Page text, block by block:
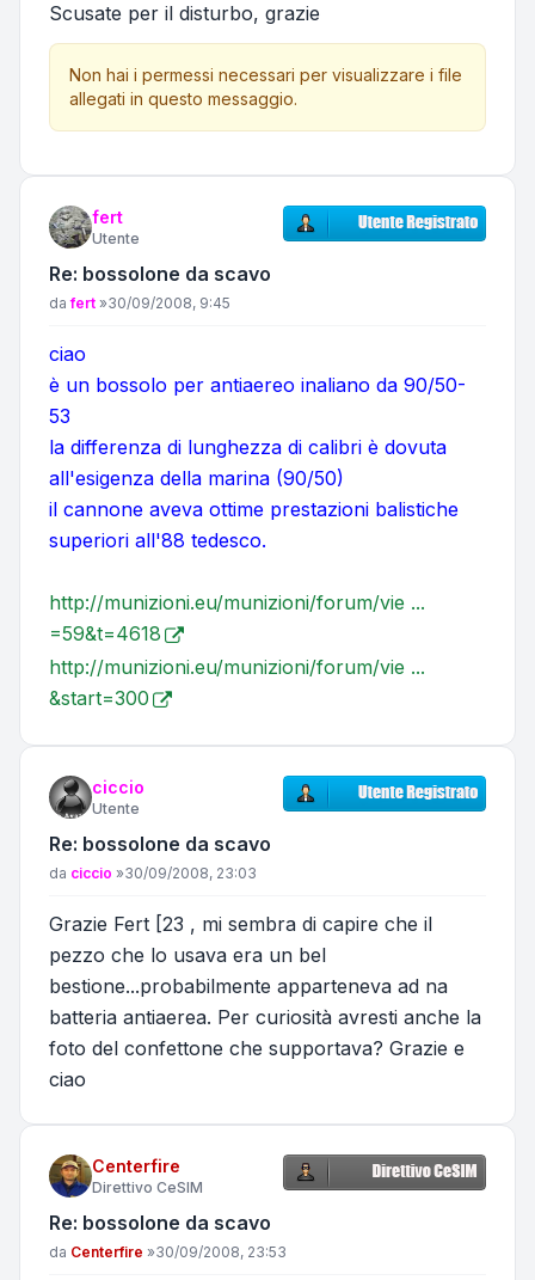
Scusate per il disturbo, grazie
Non hai i permessi necessari per visualizzare i file
allegati in questo messaggio.
fert
Utente
Re: bossolone da scavo
Messaggio
dafert »30/09/2008, 9:45
ciao
è un bossolo per antiaereo inaliano da 90/50-
53
la differenza di lunghezza di calibri è dovuta
all'esigenza della marina (90/50)
il cannone aveva ottime prestazioni balistiche
superiori all'88 tedesco.
http://munizioni.eu/munizioni/forum/vie ...
=59&t=4618
http://munizioni.eu/munizioni/forum/vie ...
&start=300
ciccio
Utente
Re: bossolone da scavo
Messaggio
da ciccio »30/09/2008, 23:03
Grazie Fert [23 , mi sembra di capire che il
pezzo che lo usava era un bel
bestione...probabilmente apparteneva ad na
batteria antiaerea. Per curiosità avresti anche la
foto del confettone che supportava? Grazie e
ciao
Centerfire
Direttivo CeSIM
Re: bossolone da scavo
Messaggio
da Centerfire »30/09/2008, 23:53